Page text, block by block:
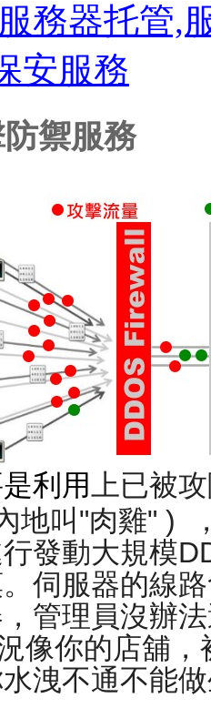
務器托管,
安服務
禦服務
利用 上已被
地叫"肉雞" )
發動大規模
伺服器的線
管理員沒辦
像你的店舖
洩不通不能